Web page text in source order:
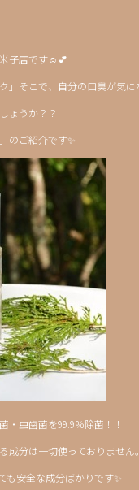
子店です☺💕
」そこで、自分の口臭が気に
ょうか？？
のご紹介です✨
・虫歯菌を99.9％除菌！！
成分は一切使っておりません
も安全な成分ばかりです✨